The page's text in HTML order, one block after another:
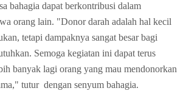
bahagia dapat berkontribusi dalam
orang lain. "Donor darah adalah hal kecil
tetapi dampaknya sangat besar bagi
Semoga kegiatan ini dapat terus
banyak lagi orang yang mau mendonorkan
tutur dengan senyum bahagia.